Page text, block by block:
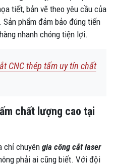
tiết, bản vẽ theo yêu cầu của
phẩm đảm bảo đúng tiến
nhanh chóng tiện lợi.
CNC thép tấm uy tín chất
chất lượng cao tại
chỉ chuyên gia công cắt laser
phải ai cũng biết. Với đội